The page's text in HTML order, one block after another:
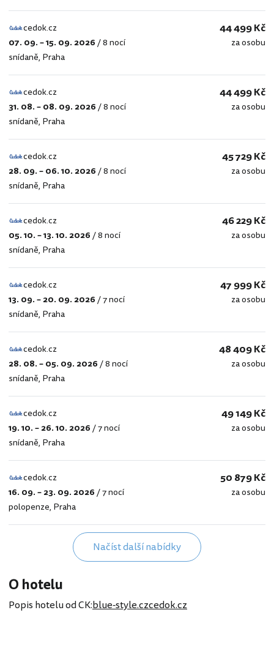
cedok.cz
cedok.cz
07. 09. – 15. 09. 2026/8 nocí
snídaně, Praha
44 499 Kč
za osobu
cedok.cz
cedok.cz
31. 08. – 08. 09. 2026/8 nocí
snídaně, Praha
44 499 Kč
za osobu
cedok.cz
cedok.cz
28. 09. – 06. 10. 2026/8 nocí
snídaně, Praha
45 729 Kč
za osobu
cedok.cz
cedok.cz
05. 10. – 13. 10. 2026/8 nocí
snídaně, Praha
46 229 Kč
za osobu
cedok.cz
cedok.cz
13. 09. – 20. 09. 2026/7 nocí
snídaně, Praha
47 999 Kč
za osobu
cedok.cz
cedok.cz
28. 08. – 05. 09. 2026/8 nocí
snídaně, Praha
48 409 Kč
za osobu
cedok.cz
cedok.cz
19. 10. – 26. 10. 2026/7 nocí
snídaně, Praha
49 149 Kč
za osobu
cedok.cz
cedok.cz
16. 09. – 23. 09. 2026/7 nocí
polopenze, Praha
50 879 Kč
za osobu
Načíst další nabídky
O hotelu
Popis hotelu od CK:blue-style.czcedok.cz